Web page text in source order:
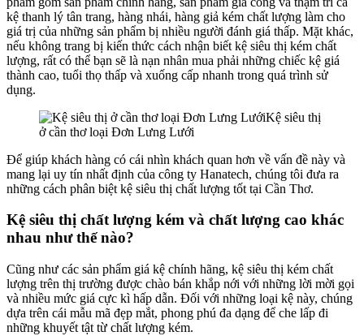
kệ thanh lý tân trang, hàng nhái, hàng giả kém chất lượng làm cho
giá trị của những sản phẩm bị nhiều người đánh giá thấp. Mặt khác,
nếu không trang bị kiến thức cách nhận biết kệ siêu thị kém chất
lượng, rất có thể bạn sẽ là nạn nhân mua phải những chiếc kệ giá
thành cao, tuổi thọ thấp và xuống cấp nhanh trong quá trình sử
dụng.
Để giúp khách hàng có cái nhìn khách quan hơn về vấn đề này và
mang lại uy tín nhất định của công ty Hanatech, chúng tôi đưa ra
những cách phân biệt kệ siêu thị chất lượng tốt tại Cần Thơ.
Kệ siêu thị chất lượng kém và chất lượng cao khác
nhau như thế nào?
Cũng như các sản phẩm giá kệ chính hãng, kệ siêu thị kém chất
lượng trên thị trường được chào bán khắp nới với những lời mời gọi
và nhiều mức giá cực kì hấp dẫn. Đối với những loại kệ này, chúng
dựa trên cái mẫu mã đẹp mắt, phong phú đa dạng để che lấp đi
những khuyết tật từ chất lượng kém.